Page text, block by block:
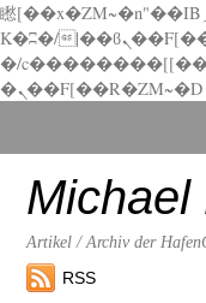
矁[��x�ZM~�n"��IB؃��!'����Тѕ��+��(m��I
K�ʭ�/|��ϐܢ��F[��x�ZMz�G�� %嬩
�/
�ܢ��F[��R�ZM~�D
down
contentMichael
Artikel / Archiv der
RSS